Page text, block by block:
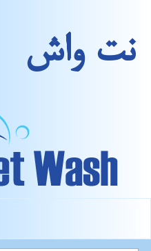
نت واش